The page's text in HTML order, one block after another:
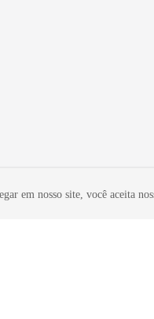
em nosso site, você aceita